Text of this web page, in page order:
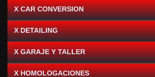
X CAR CONVERSION
X DETAILING
X GARAJE Y TALLER
X HOMOLOGACIONES